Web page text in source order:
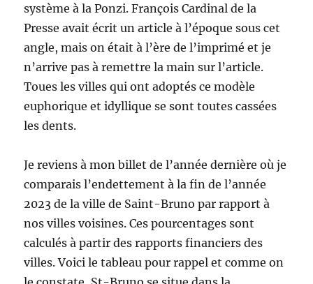
système à la Ponzi. François Cardinal de la
Presse avait écrit un article à l’époque sous cet
angle, mais on était à l’ère de l’imprimé et je
n’arrive pas à remettre la main sur l’article.
Toues les villes qui ont adoptés ce modèle
euphorique et idyllique se sont toutes cassées
les dents.
Je reviens à mon billet de l’année dernière où je
comparais l’endettement à la fin de l’année
2023 de la ville de Saint-Bruno par rapport à
nos villes voisines. Ces pourcentages sont
calculés à partir des rapports financiers des
villes. Voici le tableau pour rappel et comme on